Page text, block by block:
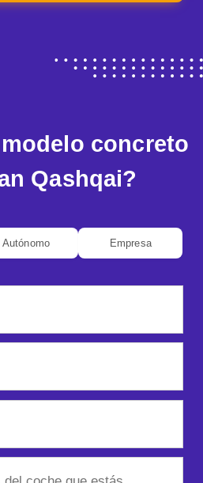
concreto
Qashqai?
Autónomo Empresa